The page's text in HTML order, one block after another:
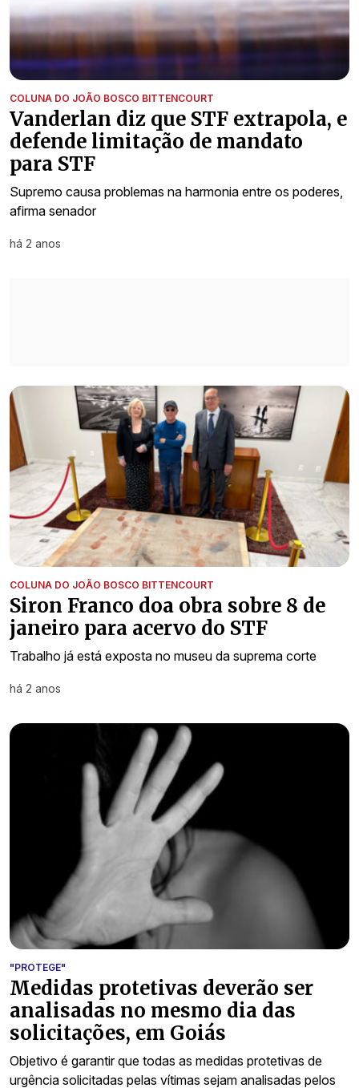
COLUNA DO JOÃO BOSCO BITTENCOURT
Vanderlan diz que STF extrapola, e
defende limitação de mandato
para STF
Supremo causa problemas na harmonia entre os poderes,
afirma senador
há 2 anos
COLUNA DO JOÃO BOSCO BITTENCOURT
Siron Franco doa obra sobre 8 de
janeiro para acervo do STF
Trabalho já está exposta no museu da suprema corte
há 2 anos
"PROTEGE"
Medidas protetivas deverão ser
analisadas no mesmo dia das
solicitações, em Goiás
Objetivo é garantir que todas as medidas protetivas de
urgência solicitadas pelas vítimas sejam analisadas pelos